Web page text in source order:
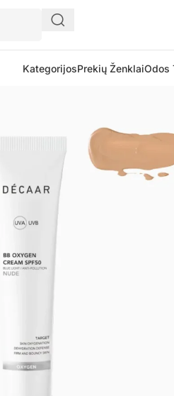
KategorijosPrekių ŽenklaiOdos